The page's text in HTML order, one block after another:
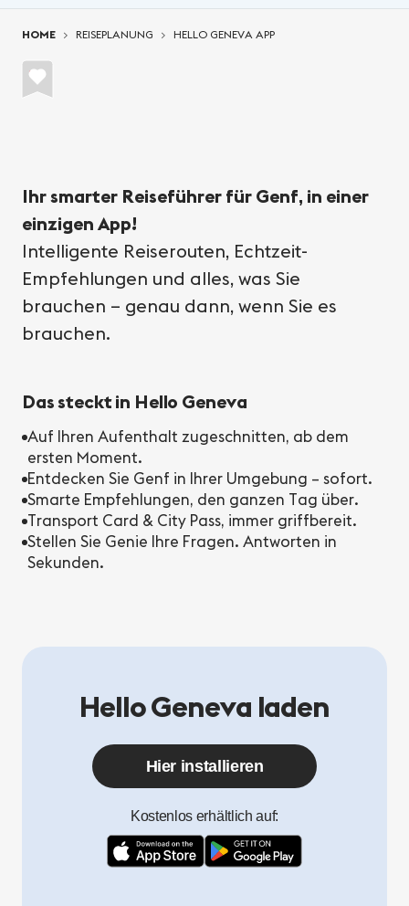
HOME REISEPLANUNG HELLO GENEVA APP
Ihr smarter Reiseführer für Genf, in einer
einzigen App!
Intelligente Reiserouten, Echtzeit-
Empfehlungen und alles, was Sie
brauchen – genau dann, wenn Sie es
brauchen.
Das steckt in Hello Geneva
Auf Ihren Aufenthalt zugeschnitten, ab dem
ersten Moment.
Entdecken Sie Genf in Ihrer Umgebung – sofort.
Smarte Empfehlungen, den ganzen Tag über.
Transport Card & City Pass, immer griffbereit.
Stellen Sie Genie Ihre Fragen. Antworten in
Sekunden.
Hello Geneva laden
Hier installieren
Kostenlos erhältlich auf: